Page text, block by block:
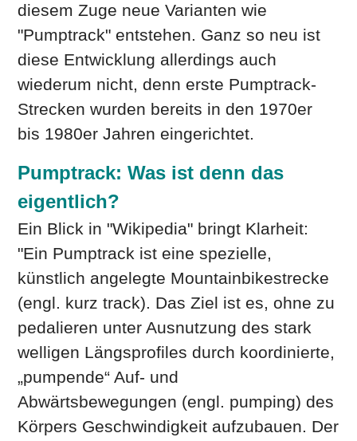
diesem Zuge neue Varianten wie
"Pumptrack" entstehen. Ganz so neu ist
diese Entwicklung allerdings auch
wiederum nicht, denn erste Pumptrack-
Strecken wurden bereits in den 1970er
bis 1980er Jahren eingerichtet.
Pumptrack: Was ist denn das
eigentlich?
Ein Blick in "Wikipedia" bringt Klarheit:
"Ein Pumptrack ist eine spezielle,
künstlich angelegte Mountainbikestrecke
(engl. kurz track). Das Ziel ist es, ohne zu
pedalieren unter Ausnutzung des stark
welligen Längsprofiles durch koordinierte,
„pumpende“ Auf- und
Abwärtsbewegungen (engl. pumping) des
Körpers Geschwindigkeit aufzubauen. Der